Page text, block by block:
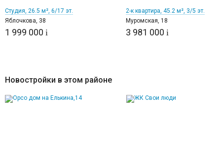
Студия, 26.5 м², 6/17 эт.
Яблочкова, 38
1 999 000 i
2-к квартира, 45.2 м², 3/5 эт.
Муромская, 18
3 981 000 i
Новостройки в этом районе